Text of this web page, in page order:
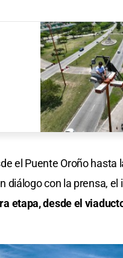
el Puente Oroño hasta
diálogo con la prensa, el
etapa, desde el